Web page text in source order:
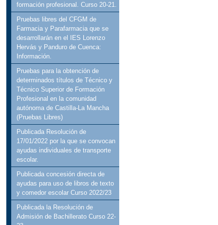
formación profesional. Curso 20-21.
Pruebas libres del CFGM de
Farmacia y Parafarmacia que se
desarrollarán en el IES Lorenzo
Hervás y Panduro de Cuenca:
Información.
Pruebas para la obtención de
determinados títulos de Técnico y
Técnico Superior de Formación
Profesional en la comunidad
autónoma de Castilla-La Mancha
(Pruebas Libres)
Publicada Resolución de
17/01/2022 por la que se convocan
ayudas individuales de transporte
escolar.
Publicada concesión directa de
ayudas para uso de libros de texto
y comedor escolar Curso 2022/23
Publicada la Resolución de
Admisión de Bachillerato Curso 22-